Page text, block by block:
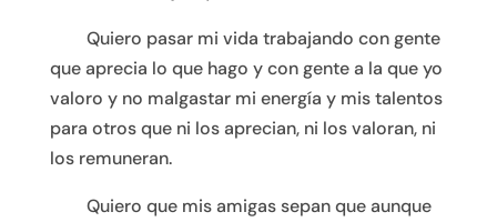
Quiero pasar mi vida trabajando con gente
que aprecia lo que hago y con gente a la que yo
valoro y no malgastar mi energía y mis talentos
para otros que ni los aprecian, ni los valoran, ni
los remuneran.
Quiero que mis amigas sepan que aunque